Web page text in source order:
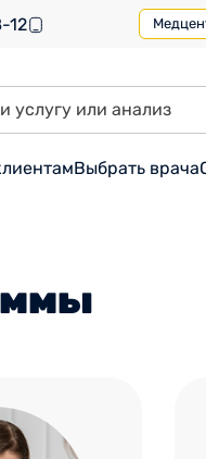
12
Выбрать врача